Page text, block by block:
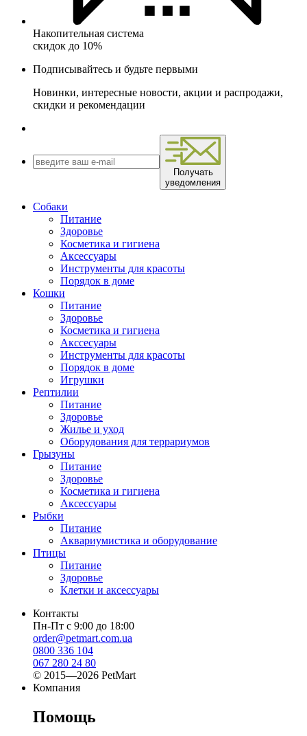
Накопительная система
скидок до 10%
Подписывайтесь и будьте первыми
Новинки, интересные новости, акции и распродажи,
скидки и рекомендации
Получать
уведомления
Собаки
Питание
Здоровье
Косметика и гигиена
Аксессуары
Инструменты для красоты
Порядок в доме
Кошки
Питание
Здоровье
Косметика и гигиена
Акссесуары
Инструменты для красоты
Порядок в доме
Игрушки
Рептилии
Питание
Здоровье
Жилье и уход
Оборудования для террариумов
Грызуны
Питание
Здоровье
Косметика и гигиена
Аксессуары
Рыбки
Питание
Аквариумистика и оборудование
Птицы
Питание
Здоровье
Клетки и аксессуары
Контакты
Пн-Пт с 9:00 до 18:00
order@petmart.com.ua
0800 336 104
067 280 24 80
© 2015—2026 PetMart
Компания
Помощь